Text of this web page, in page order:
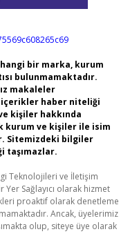
bir marka, kurum
bulunmamaktadır.
makaleler
içerikler haber niteliği
kişiler hakkında
kurum ve kişiler ile isim
Sitemizdeki bilgiler
taşımazlar.
Teknolojileri ve İletişim
Yer Sağlayıcı olarak hizmet
proaktif olarak denetleme
Ancak, üyelerimiz
olup, siteye üye olarak